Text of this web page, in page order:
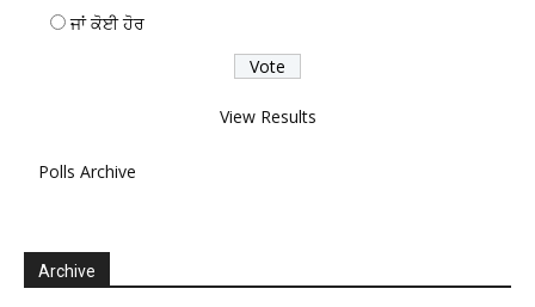
ਜਾਂ ਕੋਈ ਹੋਰ
View Results
Polls Archive
Archive